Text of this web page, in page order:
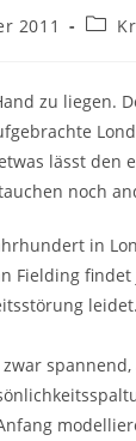
2011
zu liegen.
lässt
noch
in
Fielding